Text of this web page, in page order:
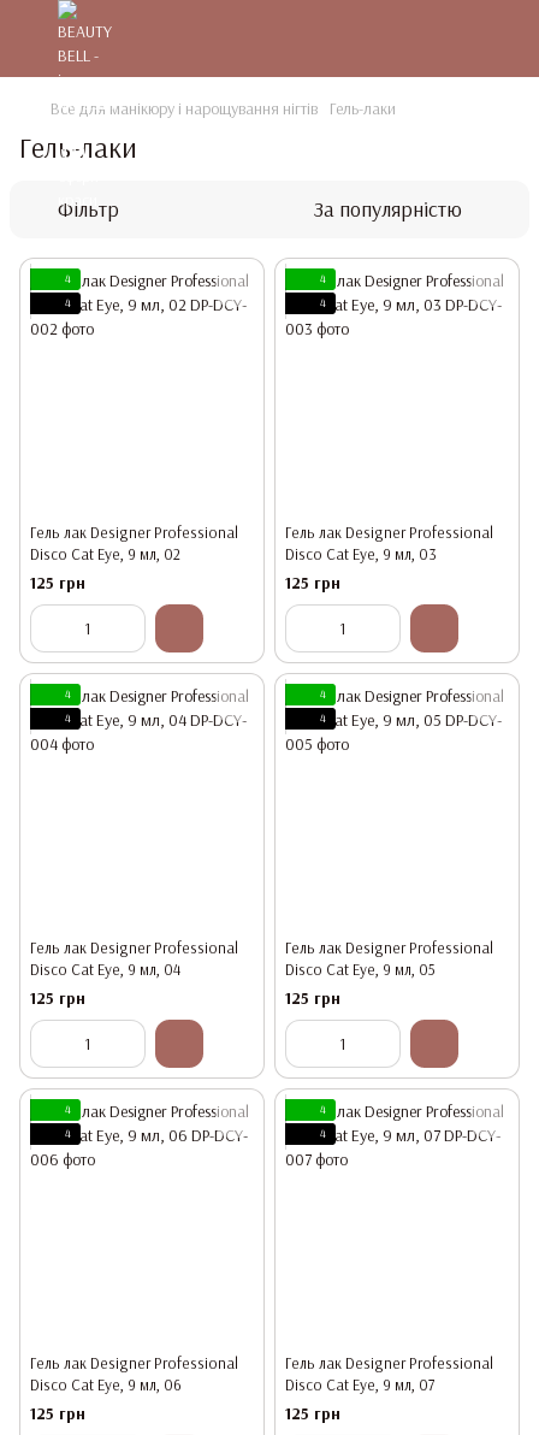
Все для манікюру і нарощування нігтів Гель-лаки
Гель-лаки
Фільтр За популярністю
4
4
Гель лак Designer Professional
Disco Cat Eye, 9 мл, 02
125 грн
4
4
Гель лак Designer Professional
Disco Cat Eye, 9 мл, 03
125 грн
4
4
Гель лак Designer Professional
Disco Cat Eye, 9 мл, 04
125 грн
4
4
Гель лак Designer Professional
Disco Cat Eye, 9 мл, 05
125 грн
4
4
Гель лак Designer Professional
Disco Cat Eye, 9 мл, 06
125 грн
4
4
Гель лак Designer Professional
Disco Cat Eye, 9 мл, 07
125 грн